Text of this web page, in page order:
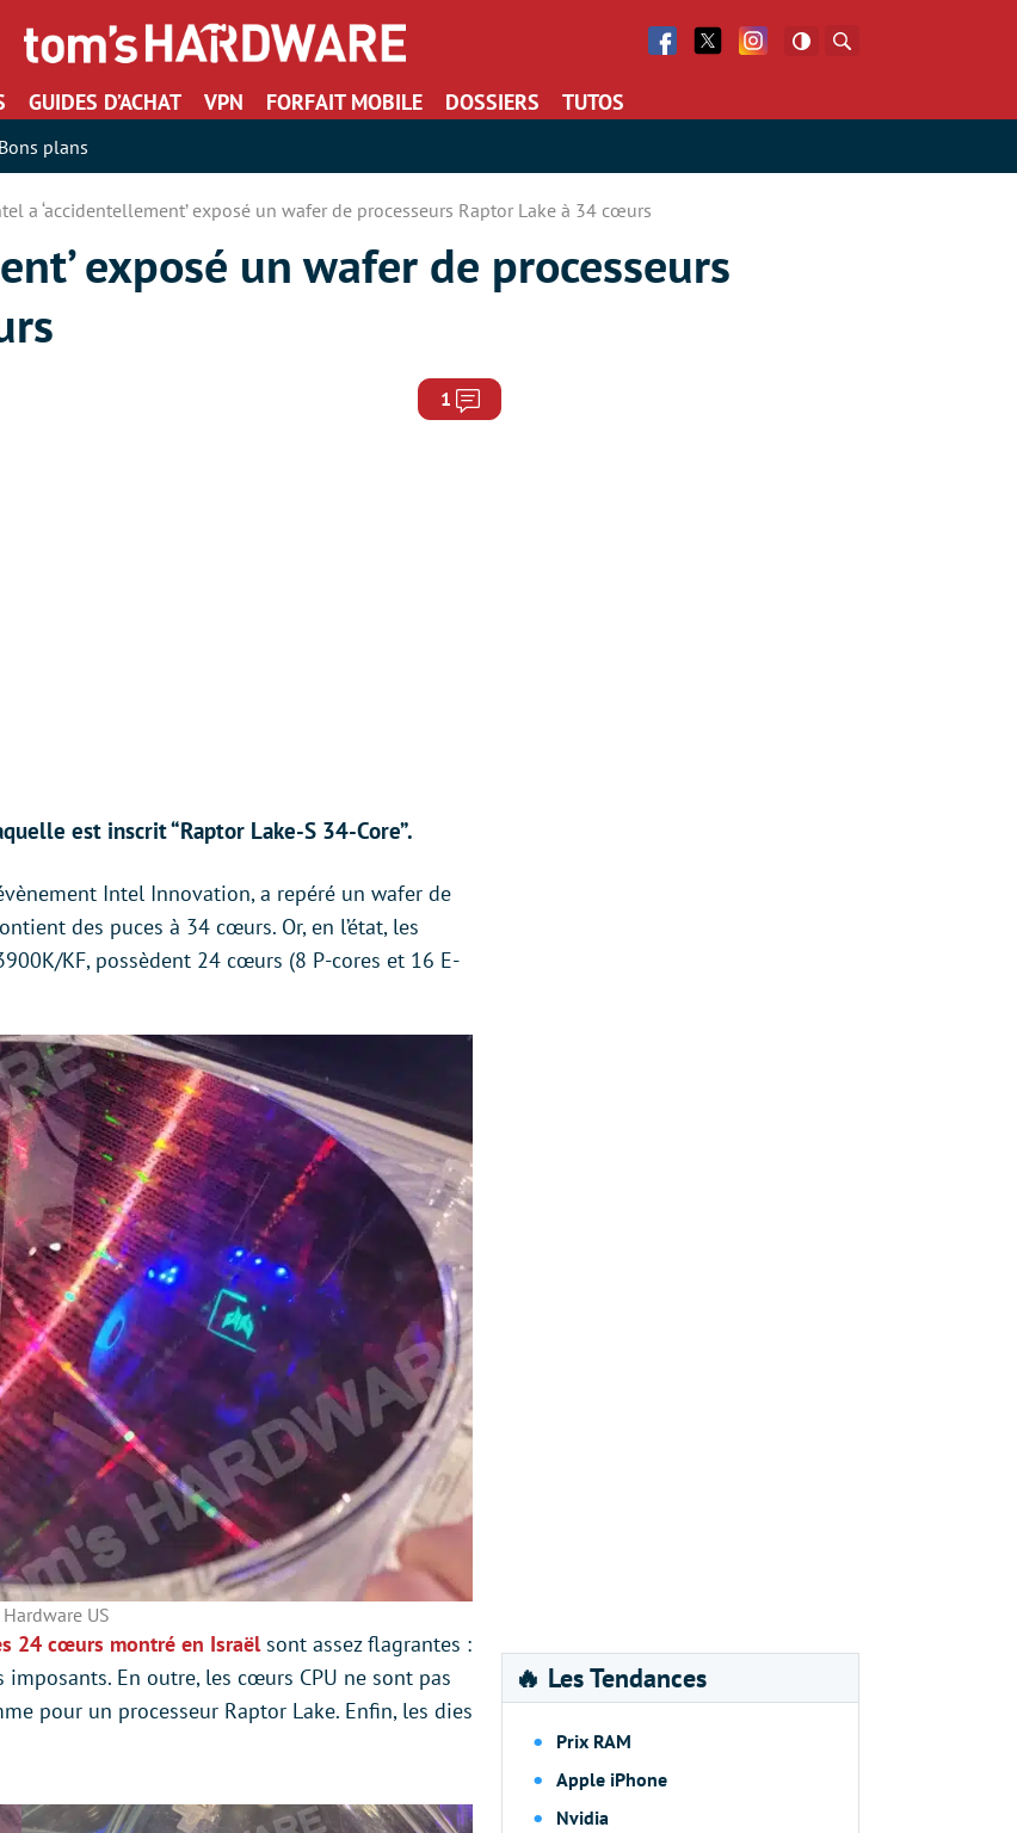
Facebook
Twitter Facebook
GUIDES D’ACHAT VPN FORFAIT MOBILE DOSSIERS TUTOS
Bons plans
a ‘accidentellement’ exposé un wafer de processeurs Raptor Lake à 34 cœurs
exposé un wafer de processeurs
1 Commentaires
est inscrit “Raptor Lake-S 34-Core”.
Intel Innovation, a repéré un wafer de
des puces à 34 cœurs. Or, en l’état, les
KF, possèdent 24 cœurs (8 P-cores et 16 E-
Hardware US
24 cœurs montré en Israëlsont assez flagrantes :
En outre, les cœurs CPU ne sont pas
pour un processeur Raptor Lake. Enfin, les dies
🔥 Les Tendances
Prix RAM
Apple iPhone
Nvidia